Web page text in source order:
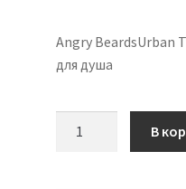
Angry BeardsUrban
для душа
В